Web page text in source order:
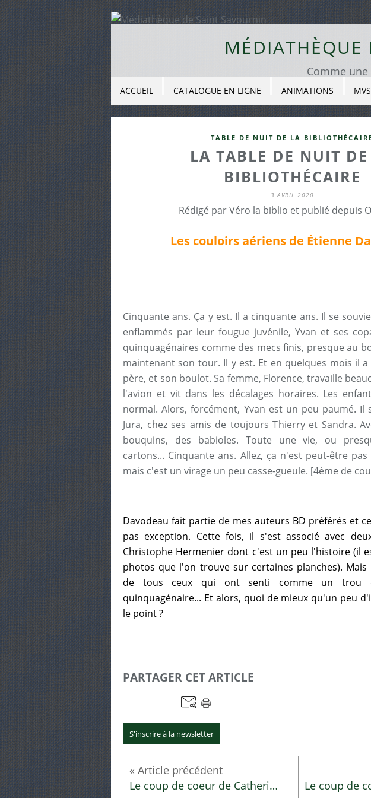
MÉDIATHÈQUE
Comme
ACCUEIL CATALOGUE EN LIGNE ANIMATIONS
TABLE DE NUIT DE LA
LA TABLE DE NUIT
BIBLIOTHÉCAIRE
3 AVRIL 2020
Rédigé par Véro la biblio et publié depuis
Les couloirs aériens de Étienne
Cinquante ans. Ça y est. Il a cinquante ans. Il se
enflammés par leur fougue juvénile, Yvan et ses
quinquagénaires comme des mecs finis, presque au
maintenant son tour. Il y est. Et en quelques mois il
père, et son boulot. Sa femme, Florence, travaille
l'avion et vit dans les décalages horaires. Les
normal. Alors, forcément, Yvan est un peu paumé. Il
Jura, chez ses amis de toujours Thierry et Sandra.
bouquins, des babioles. Toute une vie, ou
cartons... Cinquante ans. Allez, ça n'est peut-être
mais c'est un virage un peu casse-gueule. [4ème de
Davodeau fait partie de mes auteurs BD préférés et
pas exception. Cette fois, il s'est associé avec
Christophe Hermenier dont c'est un peu l'histoire (il
photos que l'on trouve sur certaines planches).
de tous ceux qui ont senti comme un trou
quinquagénaire... Et alors, quoi de mieux qu'un peu
le point ?
PARTAGER CET ARTICLE
S'inscrire à la newsletter
Le coup de coeur de Catherine